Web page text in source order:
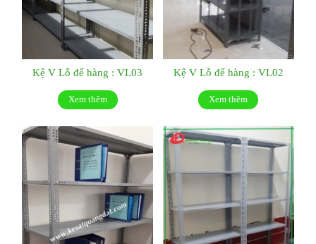
Kệ V Lỗ để hàng : VL03
Xem thêm
Kệ V Lỗ để hàng : VL02
Xem thêm